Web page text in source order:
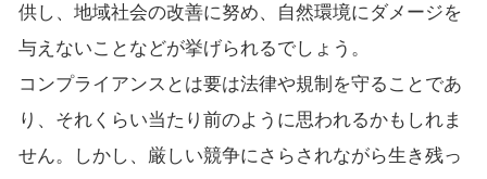
供し、地域社会の改善に努め、自然環境にダメージを
与えないことなどが挙げられるでしょう。
コンプライアンスとは要は法律や規制を守ることであ
り、それくらい当たり前のように思われるかもしれま
せん。しかし、厳しい競争にさらされながら生き残っ